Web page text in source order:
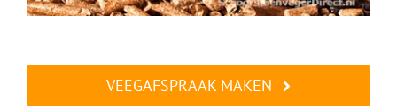
VEEGAFSPRAAK MAKEN